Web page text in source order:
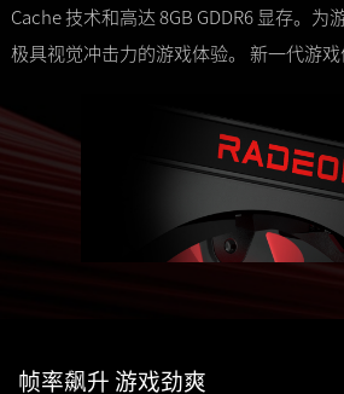
Cache 技术和高达 8GB GDDR6 显存。为
极具视觉冲击力的游戏体验。 新一代游戏
帧率飙升 游戏劲爽